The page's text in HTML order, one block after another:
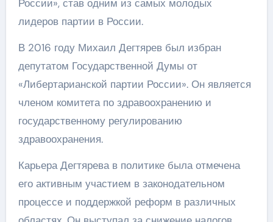
России», став одним из самых молодых
лидеров партии в России.
В 2016 году Михаил Дегтярев был избран
депутатом Государственной Думы от
«Либертарианской партии России». Он является
членом комитета по здравоохранению и
государственному регулированию
здравоохранения.
Карьера Дегтярева в политике была отмечена
его активным участием в законодательном
процессе и поддержкой реформ в различных